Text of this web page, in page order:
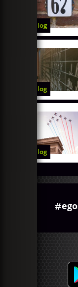
Blog
Blog
Blog